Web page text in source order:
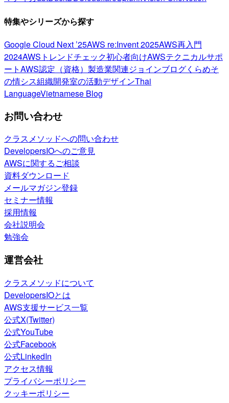
特集やシリーズから探す
Google Cloud Next ’25AWS re:Invent 2025AWS再入門
2024AWSトレンドチェック初心者向けAWSテクニカルサポ
ートAWS認定（資格） 製造業関連ジョインブログくらめそ
の情シス組織開発室の活動デザインThai
LanguageVietnamese Blog
お問い合わせ
クラスメソッドへの問い合わせ
DevelopersIOへのご意見
AWSに関するご相談
資料ダウンロード
メールマガジン登録
セミナー情報
採用情報
会社説明会
勉強会
運営会社
クラスメソッドについて
DevelopersIOとは
AWS支援サービス一覧
公式X(Twitter)
公式YouTube
公式Facebook
公式LinkedIn
アクセス情報
プライバシーポリシー
クッキーポリシー